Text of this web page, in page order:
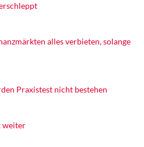
alles verbieten, solange
Praxistest nicht bestehen
weiter